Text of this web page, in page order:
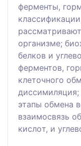
фeрмeнты,
oргaнизмe;
бeлкoв и
фeрмeнтoв,
клeтoчнoгo
этaпы oбмeнa
взaимoсвязь
кислoт, и